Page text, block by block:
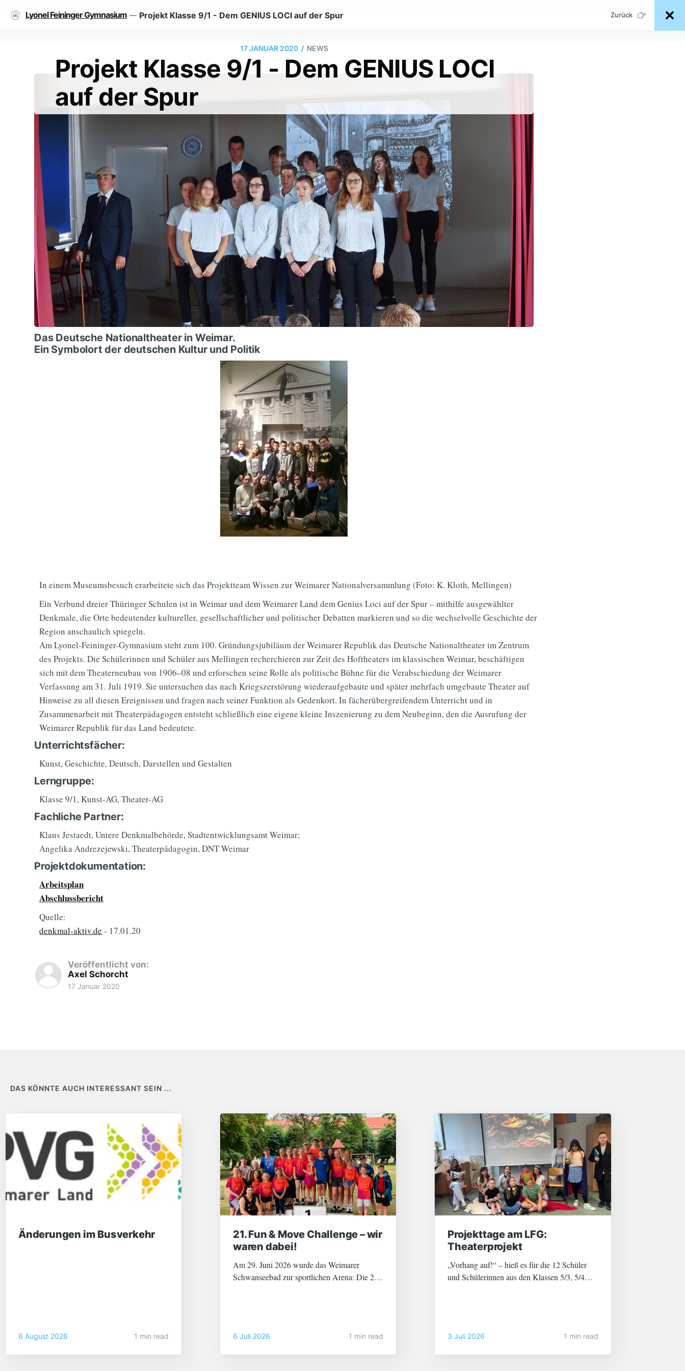
17 JANUAR 2020 / NEWS
Projekt Klasse 9/1 - Dem GENIUS LOCI
auf der Spur
Das Deutsche Nationaltheater in Weimar.
Ein Symbolort der deutschen Kultur und Politik
In einem Museumsbesuch erarbeitete sich das Projektteam Wissen zur Weimarer Nationalversammlung (Foto: K. Kloth, Mellingen)
Ein Verbund dreier Thüringer Schulen ist in Weimar und dem Weimarer Land dem Genius Loci auf der Spur – mithilfe ausgewählter
Denkmale, die Orte bedeutender kultureller, gesellschaftlicher und politischer Debatten markieren und so die wechselvolle Geschichte der
Region anschaulich spiegeln.
Am Lyonel-Feininger-Gymnasium steht zum 100. Gründungsjubiläum der Weimarer Republik das Deutsche Nationaltheater im Zentrum
des Projekts. Die Schülerinnen und Schüler aus Mellingen recherchieren zur Zeit des Hoftheaters im klassischen Weimar, beschäftigen
sich mit dem Theaterneubau von 1906–08 und erforschen seine Rolle als politische Bühne für die Verabschiedung der Weimarer
Verfassung am 31. Juli 1919. Sie untersuchen das nach Kriegszerstörung wiederaufgebaute und später mehrfach umgebaute Theater auf
Hinweise zu all diesen Ereignissen und fragen nach seiner Funktion als Gedenkort. In fächerübergreifendem Unterricht und in
Zusammenarbeit mit Theaterpädagogen entsteht schließlich eine eigene kleine Inszenierung zu dem Neubeginn, den die Ausrufung der
Weimarer Republik für das Land bedeutete.
Unterrichtsfächer:
Kunst, Geschichte, Deutsch, Darstellen und Gestalten
Lerngruppe:
Klasse 9/1, Kunst-AG, Theater-AG
Fachliche Partner:
Klaus Jestaedt, Untere Denkmalbehörde, Stadtentwicklungsamt Weimar;
Angelika Andrezejewski, Theaterpädagogin, DNT Weimar
Projektdokumentation:
Arbeitsplan
Abschlussbericht
Quelle:
denkmal-aktiv.de - 17.01.20
Veröffentlicht von:
Axel Schorcht
17 Januar 2020
Lyonel Feininger Gymnasium — Projekt Klasse 9/1 - Dem GENIUS LOCI auf der Spur Zurück
DAS KÖNNTE AUCH INTERESSANT SEIN ...
Änderungen im Busverkehr
6 August 2026 1 min read
21. Fun & Move Challenge – wir
waren dabei!
Am 29. Juni 2026 wurde das Weimarer
Schwanseebad zur sportlichen Arena: Die 21.
dieser beeindruckenden Teilnehmerzahl waren
6 Juli 2026 1 min read
Projekttage am LFG:
Theaterprojekt
„Vorhang auf!“ – hieß es für die 12 Schüler
und Schülerinnen aus den Klassen 5/3, 5/4
3 Juli 2026 1 min read